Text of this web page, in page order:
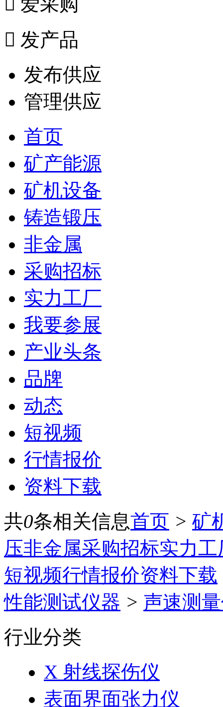
 发产品
发布供应
管理供应
首页
矿产能源
矿机设备
铸造锻压
非金属
采购招标
实力工厂
我要参展
产业头条
品牌
动态
短视频
行情报价
资料下载
共0条相关信息首页 > 矿
压非金属采购招标实力工
短视频行情报价资料下载
性能测试仪器 > 声速测
行业分类
X 射线探伤仪
表面界面张力仪